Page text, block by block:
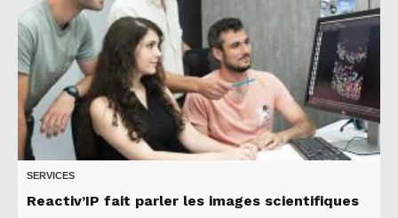
SERVICES
Reactiv’IP fait parler les images scientifiques